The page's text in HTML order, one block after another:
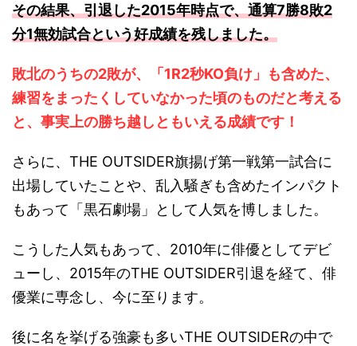
その結果、引退した2015年時点で、通算7勝8敗2
分1無効試合という好成績を残しました。
敗北のうちの2敗が、「1R2秒KO負け」も含めた、
練習をまったくしていなかった頃のものだと考える
と、事実上の勝ち越しともいえる成績です！
さらに、THE OUTSIDER旗揚げ第一戦第一試合に
出場していたことや、乱入騒ぎも含めたインパクト
もあって「黒石劇場」として人気を博しました。
こうした人気もあって、2010年に俳優としてデビ
ューし、2015年のTHE OUTSIDER引退を経て、俳
優業に専念し、今に至ります。
後に名を挙げる強豪も多いTHE OUTSIDERの中で